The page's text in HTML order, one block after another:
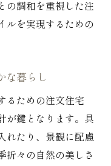
の調和を重視した注
ルを実現するための
な暮らし
るための注文住宅
が鍵となります。具
れたり、景観に配慮
折々の自然の美しさ